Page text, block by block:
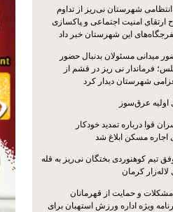
انتظامی شهرستان نی‌ریز از تداوم
ارتقای امنیت اجتماعی و پاکسازی
این شهرستان خبر داد
میدانی مسئولان بدنبال حضور
فرماندار نی ریز در قشم از
شهرستان دیدار کرد
عرق‌سوز
قوا درباره تمدید خودکار
اجاره مسکن ابلاغ شد
تیم کوهنوردی بختگان نی‌ریز به قله
و حمایت از قهرمانان
ویژه اداره ورزش استهبان برای